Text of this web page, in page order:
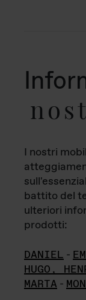
I nostri
battito del
ulteriori
prodotti:
DANIEL -
HUGO,
MARTA -